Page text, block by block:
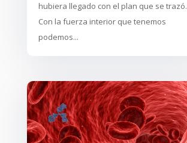
hubiera llegado con el plan que se trazó.
Con la fuerza interior que tenemos
podemos...